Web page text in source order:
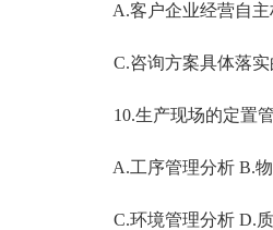
A.客户企业经营自主
C.咨询方案具体落实
10.生产现场的定置
A.工序管理分析 B.物
C.环境管理分析 D.质